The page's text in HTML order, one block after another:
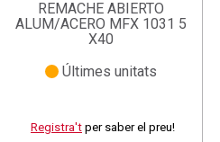
REMACHE ABIERTO
ALUM/ACERO MFX 1031 5
X40
Últimes unitats
Registra't per saber el preu!